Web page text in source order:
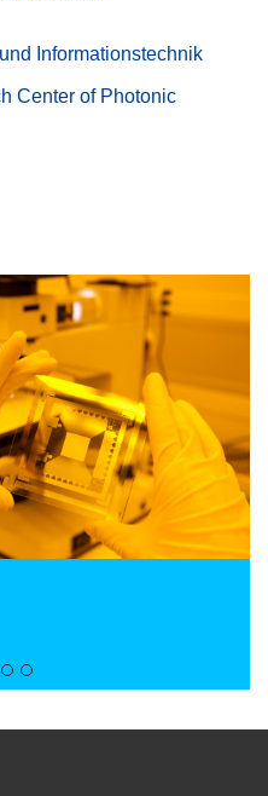
Informationstechnik
Center of Photonic